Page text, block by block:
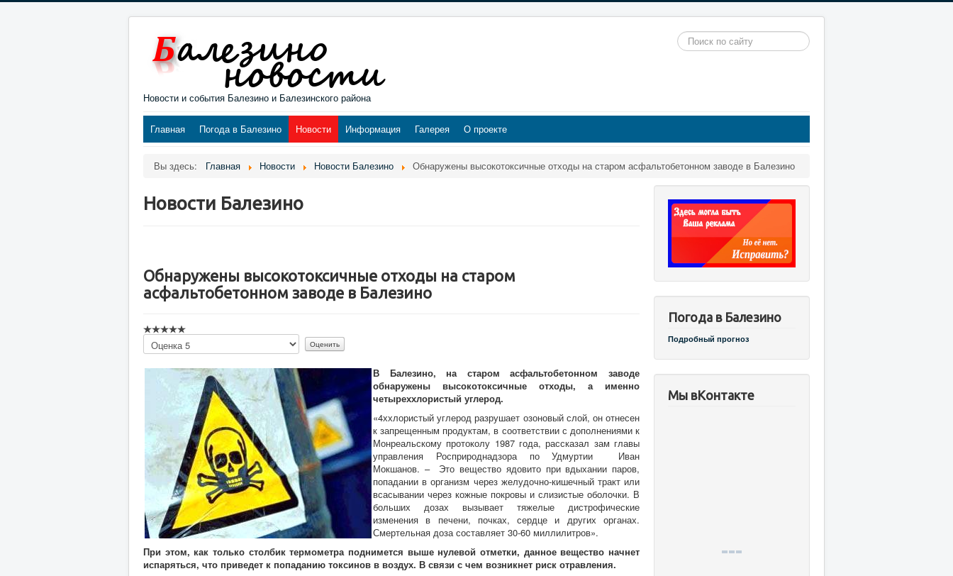
Новости и события Балезино и Балезинского района
Искать...
Главная Погода в Балезино Новости Информация Галерея О проекте
Вы здесь: Главная Новости Новости Балезино Обнаружены высокотоксичные отходы на старом асфальтобетонном заводе в Балезино
Новости Балезино
Обнаружены высокотоксичные отходы на старом
асфальтобетонном заводе в Балезино
Пожалуйста,
оцените
В Балезино, на старом асфальтобетонном заводе
обнаружены высокотоксичные отходы, а именно
четыреххлористый углерод.
«4ххлористый углерод разрушает озоновый слой, он отнесен
к запрещенным продуктам, в соответствии с дополнениями к
Монреальскому протоколу 1987 года, рассказал зам главы
управления Росприроднадзора по Удмуртии Иван
Мокшанов. – Это вещество ядовито при вдыхании паров,
попадании в организм через желудочно-кишечный тракт или
всасывании через кожные покровы и слизистые оболочки. В
больших дозах вызывает тяжелые дистрофические
изменения в печени, почках, сердце и других органах.
Смертельная доза составляет 30-60 миллилитров».
При этом, как только столбик термометра поднимется выше нулевой отметки, данное вещество начнет
испаряться, что приведет к попаданию токсинов в воздух. В связи с чем возникнет риск отравления.
Погода в Балезино
Подробный прогноз
Мы вКонтакте